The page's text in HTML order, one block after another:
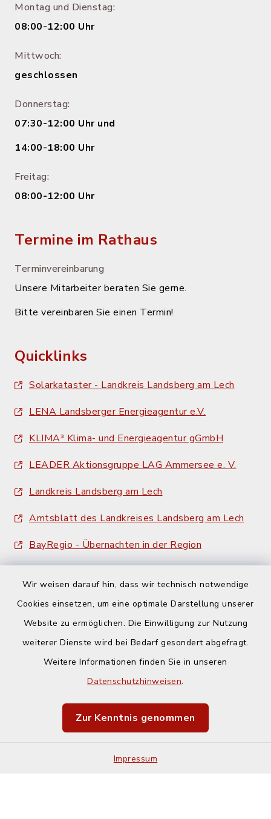
Wir weisen darauf hin, dass wir technisch notwendige
Cookies einsetzen, um eine optimale Darstellung unserer
Website zu ermöglichen. Die Einwilligung zur Nutzung
weiterer Dienste wird bei Bedarf gesondert abgefragt.
Weitere Informationen finden Sie in unseren
Datenschutzhinweisen.
Zur Kenntnis genommen
Impressum
Montag und Dienstag:
08:00-12:00 Uhr
Mittwoch:
geschlossen
Donnerstag:
07:30-12:00 Uhr und
14:00-18:00 Uhr
Freitag:
08:00-12:00 Uhr
Termine im Rathaus
Terminvereinbarung
Unsere Mitarbeiter beraten Sie gerne.
Bitte vereinbaren Sie einen Termin!
Quicklinks
Solarkataster - Landkreis Landsberg am Lech
LENA Landsberger Energieagentur e.V.
KLIMA³ Klima- und Energieagentur gGmbH
LEADER Aktionsgruppe LAG Ammersee e. V.
Landkreis Landsberg am Lech
Amtsblatt des Landkreises Landsberg am Lech
BayRegio - Übernachten in der Region
Barrierefreiheit
Impressum
Sitemap